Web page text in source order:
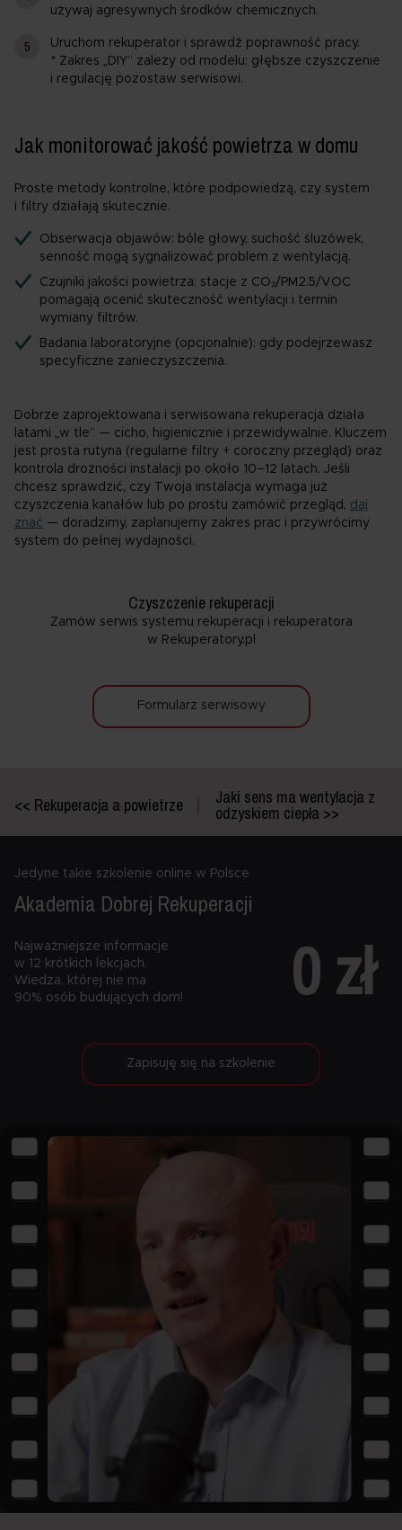
używaj agresywnych środków chemicznych.
Uruchom rekuperator i sprawdź poprawność pracy.
* Zakres „DIY” zależy od modelu; głębsze czyszczenie
i regulację pozostaw serwisowi.
Jak monitorować jakość powietrza w domu
Proste metody kontrolne, które podpowiedzą, czy system
i filtry działają skutecznie.
Obserwacja objawów: bóle głowy, suchość śluzówek,
senność mogą sygnalizować problem z wentylacją.
Czujniki jakości powietrza: stacje z CO₂/PM2.5/VOC
pomagają ocenić skuteczność wentylacji i termin
wymiany filtrów.
Badania laboratoryjne (opcjonalnie): gdy podejrzewasz
specyficzne zanieczyszczenia.
Dobrze zaprojektowana i serwisowana rekuperacja działa
latami „w tle” — cicho, higienicznie i przewidywalnie. Kluczem
jest prosta rutyna (regularne filtry + coroczny przegląd) oraz
kontrola drożności instalacji po około 10–12 latach. Jeśli
chcesz sprawdzić, czy Twoja instalacja wymaga już
czyszczenia kanałów lub po prostu zamówić przegląd, daj
znać — doradzimy, zaplanujemy zakres prac i przywrócimy
system do pełnej wydajności.
Czyszczenie rekuperacji
Zamów serwis systemu rekuperacji i rekuperatora
w Rekuperatory.pl
Formularz serwisowy
<< Rekuperacja a powietrze Jaki sens ma wentylacja z
odzyskiem ciepła >>
Jedyne takie szkolenie online w Polsce
Akademia Dobrej Rekuperacji
Najważniejsze informacje
w 12 krótkich lekcjach.
Wiedza, której nie ma
90% osób budujących dom!
0 zł
Zapisuję się na szkolenie